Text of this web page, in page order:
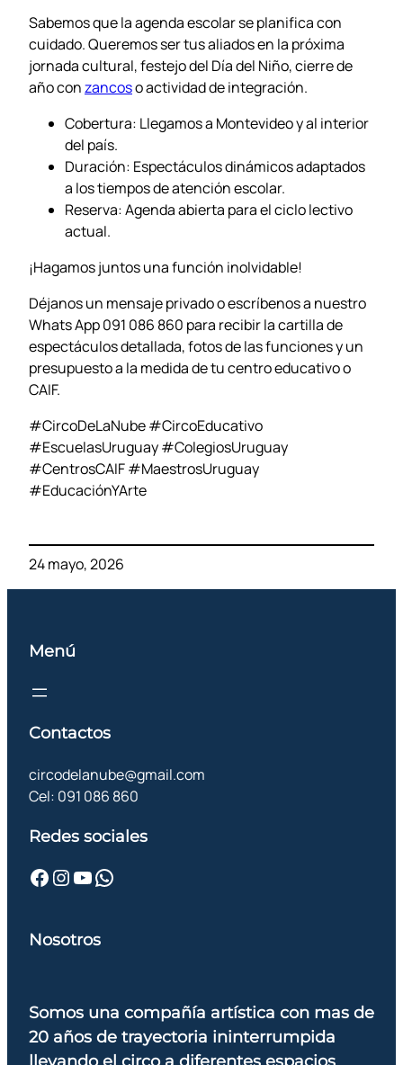
Sabemos que la agenda escolar se planifica con
cuidado. Queremos ser tus aliados en la próxima
jornada cultural, festejo del Día del Niño, cierre de
año conzancoso actividad de integración.
Cobertura: Llegamos a Montevideo y al interior
del país.
Duración: Espectáculos dinámicos adaptados
a los tiempos de atención escolar.
Reserva: Agenda abierta para el ciclo lectivo
actual.
¡Hagamos juntos una función inolvidable!
Déjanos un mensaje privado o escríbenos a nuestro
Whats App 091 086 860 para recibir la cartilla de
espectáculos detallada, fotos de las funciones y un
presupuesto a la medida de tu centro educativo o
CAIF.
#CircoDeLaNube #CircoEducativo
#EscuelasUruguay #ColegiosUruguay
#CentrosCAIF #MaestrosUruguay
#EducaciónYArte
24 mayo, 2026
Menú
Contactos
circodelanube@gmail.com
Cel: 091 086 860
Redes sociales
Facebook Instagram YouTube WhatsApp
Nosotros
Somos una compañía artística con mas de
20 años de trayectoria ininterrumpida